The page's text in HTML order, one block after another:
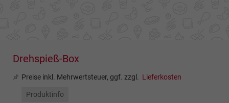
Drehspieß-Box
Preise inkl. Mehrwertsteuer, ggf. zzgl. Lieferkosten
Produktinfo